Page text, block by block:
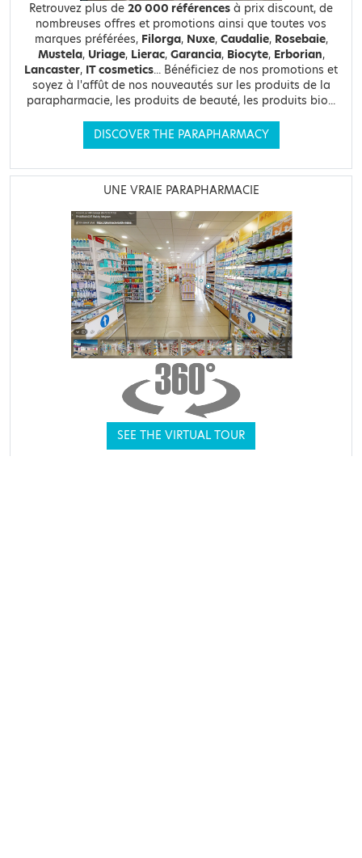
Retrouvez plus de 20 000 références à prix discount, de
nombreuses offres et promotions ainsi que toutes vos
marques préférées, Filorga, Nuxe, Caudalie, Rosebaie,
Mustela, Uriage, Lierac, Garancia, Biocyte, Erborian,
Lancaster, IT cosmetics... Bénéficiez de nos promotions et
soyez à l'affût de nos nouveautés sur les produits de la
parapharmacie, les produits de beauté, les produits bio...
DISCOVER THE PARAPHARMACY
UNE VRAIE PARAPHARMACIE
SEE THE VIRTUAL TOUR